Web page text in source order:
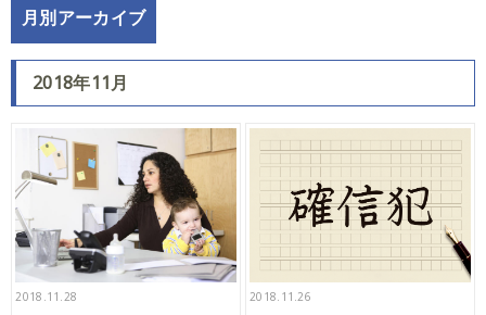
月別アーカイブ
2018年11月
2018.11.28 2018.11.26